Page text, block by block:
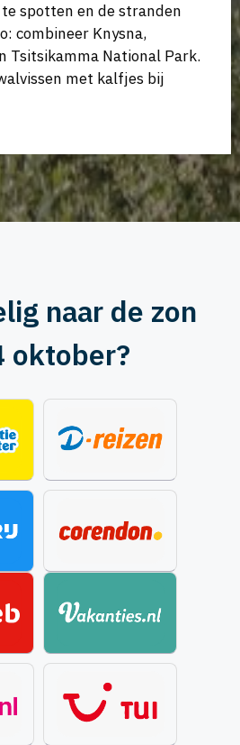
spotten en de stranden
combineer Knysna,
Tsitsikamma National Park.
met kalfjes bij
naar de zon
oktober?